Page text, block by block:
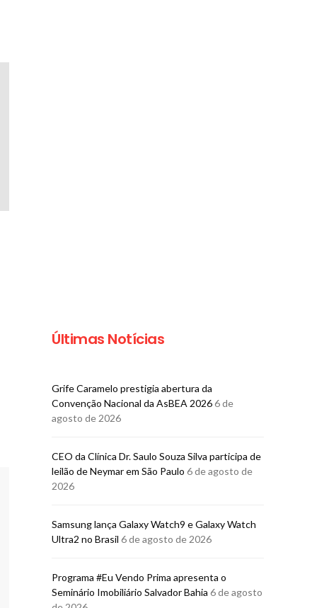
Pereira Convida recebe
chef Fabrício Lemos para
BRUNO PORCIUNCULA
5 DE AGOSTO DE 2026
Mais um
Últimas Notícias
Grife Caramelo prestigia abertura da
Convenção Nacional da AsBEA 20266 de
agosto de 2026
CEO da Clínica Dr. Saulo Souza Silva participa de
leilão de Neymar em São Paulo 6 de agosto de
2026
Samsung lança Galaxy Watch9 e Galaxy Watch
Ultra2 no Brasil 6 de agosto de 2026
Programa #Eu Vendo Prima apresenta o
Seminário Imobiliário Salvador Bahia 6 de agosto